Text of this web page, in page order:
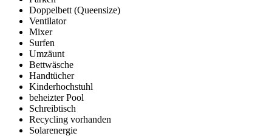
Doppelbett (Queensize)
Ventilator
Mixer
Surfen
Umzäunt
Bettwäsche
Handtücher
Kinderhochstuhl
beheizter Pool
Schreibtisch
Recycling vorhanden
Solarenergie